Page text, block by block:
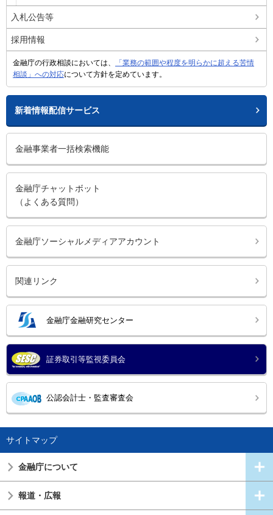
入札公告等
採用情報
金融庁の行政相談においては、
「業務の範囲や程度を明らかに超える苦情
相談」への対応について方針を定めています。
新着情報配信サービス
金融事業者一括検索機能
金融庁チャットボット
（よくある質問）
金融庁ソーシャルメディアアカウント
関連リンク
金融庁金融研究センター
証券取引等監視委員会
公認会計士・監査審査会
サイトマップ
金融庁について
報道・広報